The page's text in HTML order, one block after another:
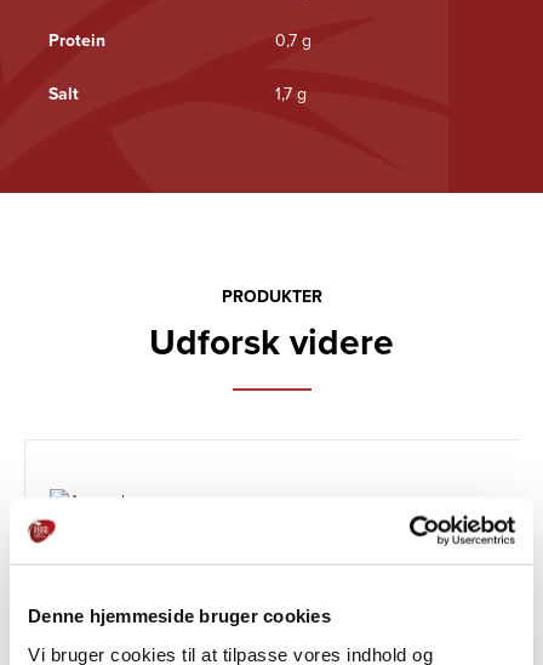
Denne hjemmeside bruger cookies
Vi bruger cookies til at tilpasse vores indhold og
Protein 0,7 g
Salt 1,7 g
PRODUKTER
Udforsk videre